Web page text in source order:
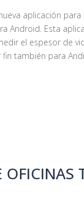
aplicación
Android. Esta
el espesor de
fin también para